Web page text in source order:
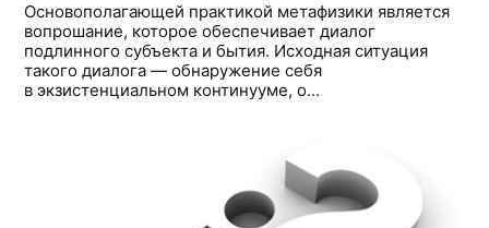
Основополагающей практикой метафизики является
вопрошание, которое обеспечивает диалог
подлинного субъекта и бытия. Исходная ситуация
такого диалога — обнаружение себя
в экзистенциальном континууме, о...